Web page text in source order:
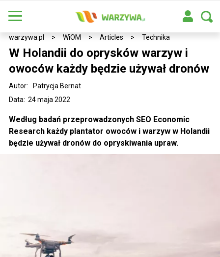
warzywa.pl > WiOM > Articles > Technika
W Holandii do oprysków warzyw i
owoców każdy będzie używał dronów
Data: 24 maja 2022
Autor: Patrycja Bernat
Według badań przeprowadzonych SEO Economic
Research każdy plantator owoców i warzyw w Holandii
będzie używał dronów do opryskiwania upraw.